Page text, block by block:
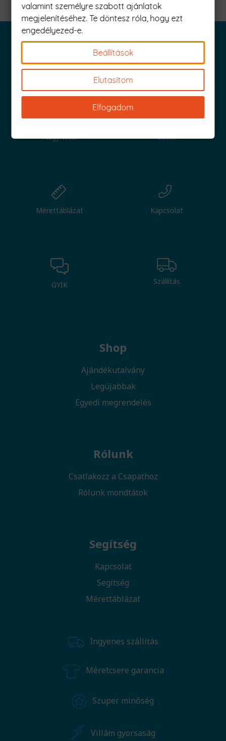
Iratkozz fel és küldjük is az 1000 Ft értékű kuponod!
Nagy tétel Csere
Mérettáblázat Kapcsolat
GYIK Szállítás
Shop
Ajándékutalvány
Legújabbak
Egyedi megrendelés
Rólunk
Csatlakozz a Csapathoz
Rólunk mondtátok
Segítség
Kapcsolat
Segítség
Mérettáblázat
Ingyenes szállítás
Méretcsere garancia
Szuper minőség
Villám gyorsaság
valamint személyre szabott ajánlatok
megjelenítéséhez. Te döntesz róla, hogy ezt
engedélyezed-e.
Beállítások
Elutasítom
Elfogadom